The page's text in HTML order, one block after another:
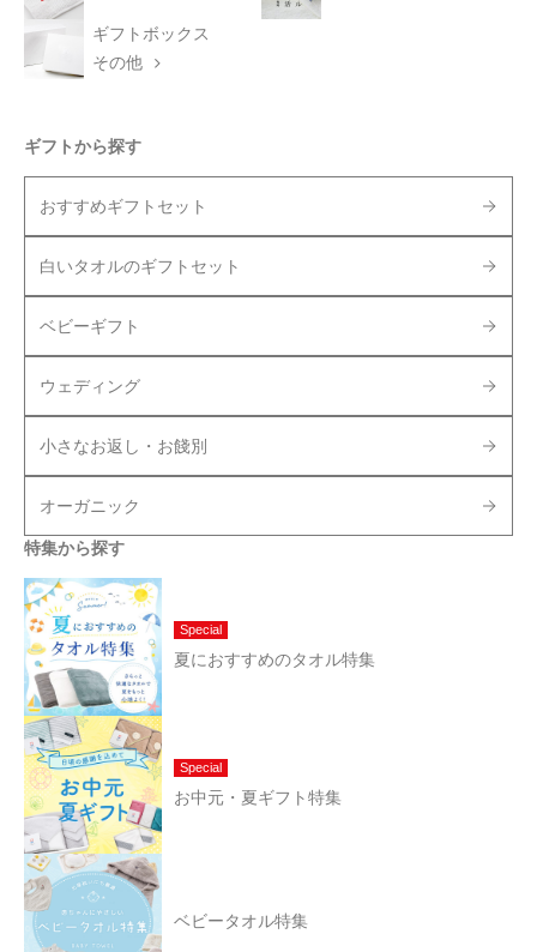
ギフトボックス
その他
ギフトから探す
おすすめギフトセット
白いタオルのギフトセット
ベビーギフト
ウェディング
小さなお返し・お餞別
オーガニック
特集から探す
Special
夏におすすめのタオル特集
Special
お中元・夏ギフト特集
ベビータオル特集